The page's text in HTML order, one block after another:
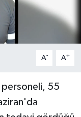
A- A+
personeli, 55